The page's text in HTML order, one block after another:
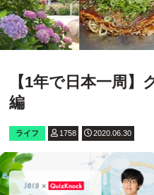
【1年で日本一周
編
ライフ 1758 2020.06.30